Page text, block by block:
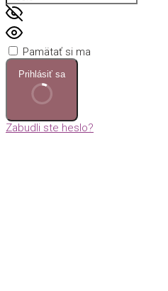
Pamätať si ma
Prihlásiť sa
Zabudli ste heslo?